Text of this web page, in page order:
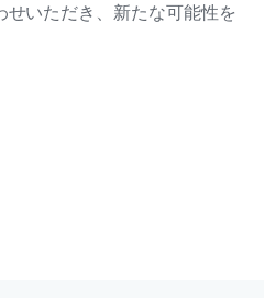
いただき、新たな可能性を